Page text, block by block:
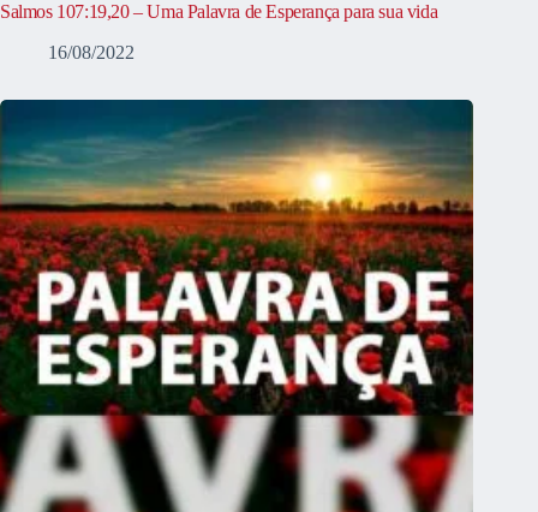
Salmos 107:19,20 – Uma Palavra de Esperança para sua vida
16/08/2022